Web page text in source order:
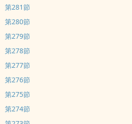
第281節
第280節
第279節
第278節
第277節
第276節
第275節
第274節